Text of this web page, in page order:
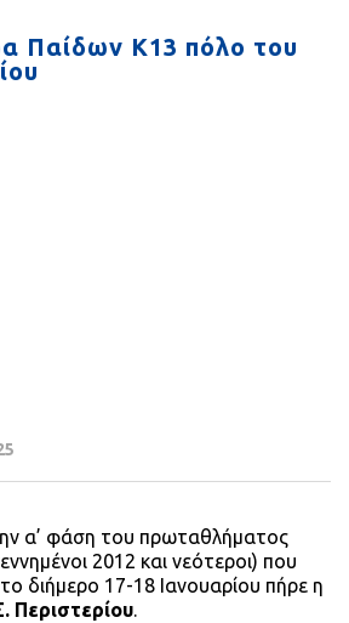
Παίδων Κ13 πόλο του
α’ φάση του πρωταθλήματος
2012 και νεότεροι) που
διήμερο 17-18 Ιανουαρίου πήρε η
Περιστερίου.